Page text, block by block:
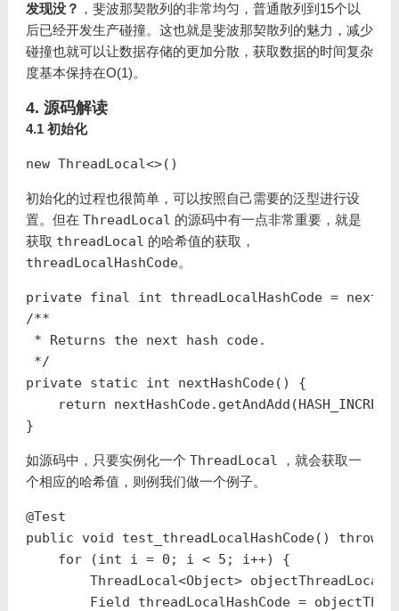
发现没？ ，斐波那契散列的非常均匀，普通散列到15个以
后已经开发生产碰撞。这也就是斐波那契散列的魅力，减少
碰撞也就可以让数据存储的更加分散，获取数据的时间复杂
度基本保持在O(1)。
4. 源码解读
4.1 初始化
new ThreadLocal<>()
初始化的过程也很简单，可以按照自己需要的泛型进行设
置。但在 ThreadLocal 的源码中有一点非常重要，就是
获取 threadLocal 的哈希值的获取，
threadLocalHashCode。
private final int threadLocalHashCode =
/**
* Returns the next hash code.
*/
private static int nextHashCode()
{
return
nextHashCode. getAndAdd (
}
如源码中，只要实例化一个 ThreadLocal ，就会获取一
个相应的哈希值，则例我们做一个例子。
@Test
public
void test_threadLocalHashCode() throws
for
(int i = 0 ; i < 5 ; i++)
{
ThreadLocal<Object> objectThreadLocal
Field
threadLocalHashCode =